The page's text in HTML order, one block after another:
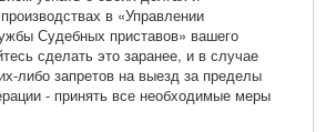
в «Управлении
Судебных приставов» вашего
сделать это заранее, и в случае
либо запретов на выезд за пределы
- принять все необходимые меры